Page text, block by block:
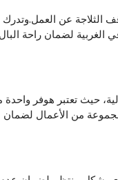
الثلاجة عن
لضمان راحة
حيث تعتبر هوفر
من الأعمال لضمان